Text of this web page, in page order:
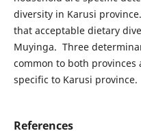
diversity in Karusi
that acceptable dietary
Muyinga. Three
common to both
specific to Karusi province.
References